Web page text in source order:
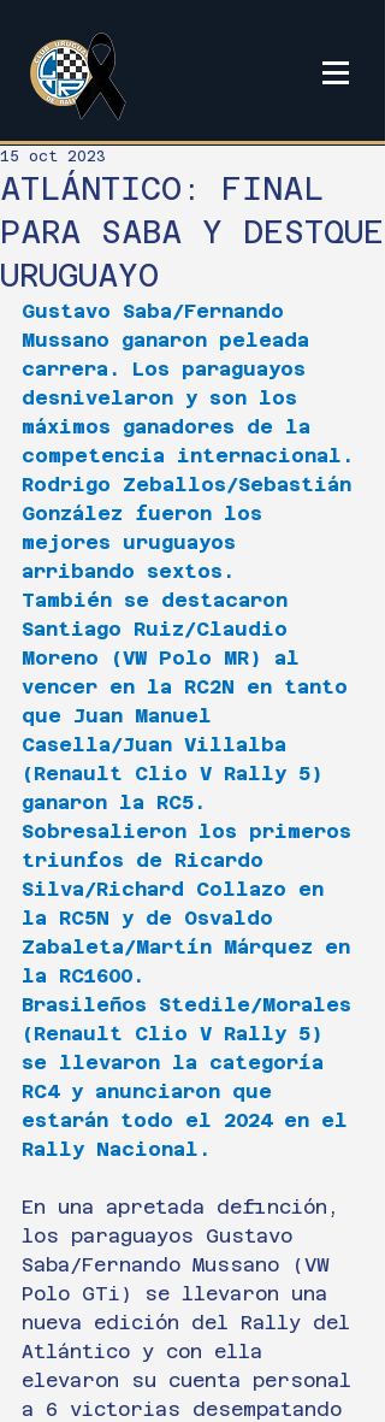
ATLÁNTICO: FINAL
PARA SABA Y DESTQUE
URUGUAYO
15 oct 2023
Gustavo Saba/Fernando
Mussano ganaron peleada
carrera. Los paraguayos
desnivelaron y son los
máximos ganadores de la
competencia internacional.
Rodrigo Zeballos/Sebastián
González fueron los
mejores uruguayos
arribando sextos.
También se destacaron
Santiago Ruiz/Claudio
Moreno (VW Polo MR) al
vencer en la RC2N en tanto
que Juan Manuel
Casella/Juan Villalba
(Renault Clio V Rally 5)
ganaron la RC5.
Sobresalieron los primeros
triunfos de Ricardo
Silva/Richard Collazo en
la RC5N y de Osvaldo
Zabaleta/Martín Márquez en
la RC1600.
Brasileños Stedile/Morales
(Renault Clio V Rally 5)
se llevaron la categoría
RC4 y anunciaron que
estarán todo el 2024 en el
Rally Nacional.
En una apretada definción,
los paraguayos Gustavo
Saba/Fernando Mussano (VW
Polo GTi) se llevaron una
nueva edición del Rally del
Atlántico y con ella
elevaron su cuenta personal
a 6 victorias desempatando